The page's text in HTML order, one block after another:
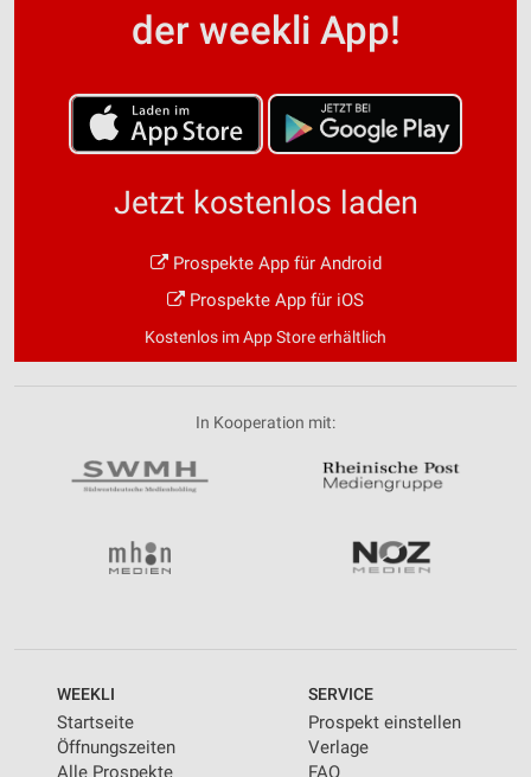
der weekli App!
Jetzt kostenlos laden
Prospekte App für Android
Prospekte App für iOS
Kostenlos im App Store erhältlich
In Kooperation mit:
WEEKLI
Startseite
Öffnungszeiten
Alle Prospekte
SERVICE
Prospekt einstellen
Verlage
FAQ